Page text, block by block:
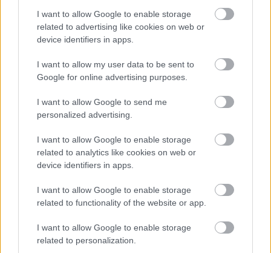
I want to allow Google to enable storage
related to advertising like cookies on web or
device identifiers in apps.
I want to allow my user data to be sent to
Google for online advertising purposes.
I want to allow Google to send me
personalized advertising.
I want to allow Google to enable storage
related to analytics like cookies on web or
device identifiers in apps.
I want to allow Google to enable storage
related to functionality of the website or app.
I want to allow Google to enable storage
related to personalization.
Szigligeti-bérlet közönsége, a Szolnoki Szigligeti
Színházban. A szinpadon Szente Vajk rendezésében,
Túri Lajos koreográfiájával, Kertész Marcella és
Szolnoki Tibor főszereplésével a népszerű musical, a
Hello, Dolly! premierjét tartották.